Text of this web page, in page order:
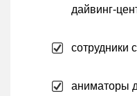
дайвинг-
сотрудники
аниматоры